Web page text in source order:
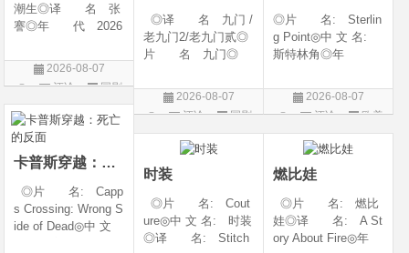
潮生◎译 名 张
謇◎年 代 2026
陆◎类 别 传记
/ 历史 / 古装◎语
上映日期 2026-07-
20(中国大陆)◎
2026-08-07
评论
国剧
◎译 名 九门 /
老九门2/老九门贰◎
片 名 九门◎
产 地 中国大陆
◎类 别 剧情 /
言 汉语普通话◎上
映日期 2026-07
2026-08-07
评论
国剧
◎片 名: Sterlin
g Point◎中 文 名:
斯特林角◎年
地: 美国◎类
别: 剧情◎语
期: 2026-08-05(美
国)◎IMDb评分: 6
2026-08-07
评论
欧美
剧
卡普斯穿越：死亡的反面
◎片 名: Capp
s Crossing: Wrong S
ide of Dead◎中 文
时装
◎片 名: Cout
ure◎中 文 名: 时装
◎译 名: Stitch
燃比娃
◎片 名: 燃比
娃◎译 名: A St
ory About Fire◎年